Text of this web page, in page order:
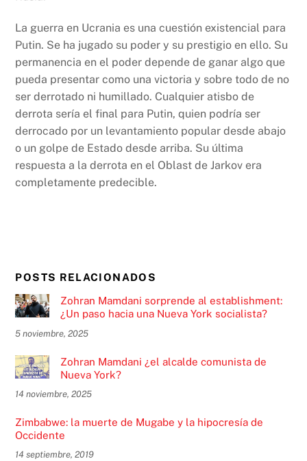
La guerra en Ucrania es una cuestión existencial para
Putin. Se ha jugado su poder y su prestigio en ello. Su
permanencia en el poder depende de ganar algo que
pueda presentar como una victoria y sobre todo de no
ser derrotado ni humillado. Cualquier atisbo de
derrota sería el final para Putin, quien podría ser
derrocado por un levantamiento popular desde abajo
o un golpe de Estado desde arriba. Su última
respuesta a la derrota en el Oblast de Jarkov era
completamente predecible.
POSTS RELACIONADOS
Zohran Mamdani sorprende al establishment:
¿Un paso hacia una Nueva York socialista?
5 noviembre, 2025
Zohran Mamdani ¿el alcalde comunista de
Nueva York?
14 noviembre, 2025
Zimbabwe: la muerte de Mugabe y la hipocresía de
Occidente
14 septiembre, 2019